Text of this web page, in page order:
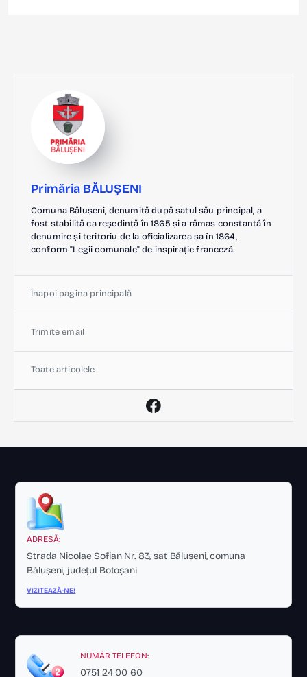
Primăria BĂLUȘENI
Comuna Bălușeni, denumită după satul său principal, a
fost stabilită ca reședință în 1865 și a rămas constantă în
denumire și teritoriu de la oficializarea sa în 1864,
conform "Legii comunale" de inspirație franceză.
Înapoi pagina principală
Trimite email
Toate articolele
ADRESĂ:
Strada Nicolae Sofian Nr. 83, sat Bălușeni, comuna
Bălușeni, județul Botoșani
VIZITEAZĂ-NE!
NUMĂR TELEFON:
0751 24 00 60